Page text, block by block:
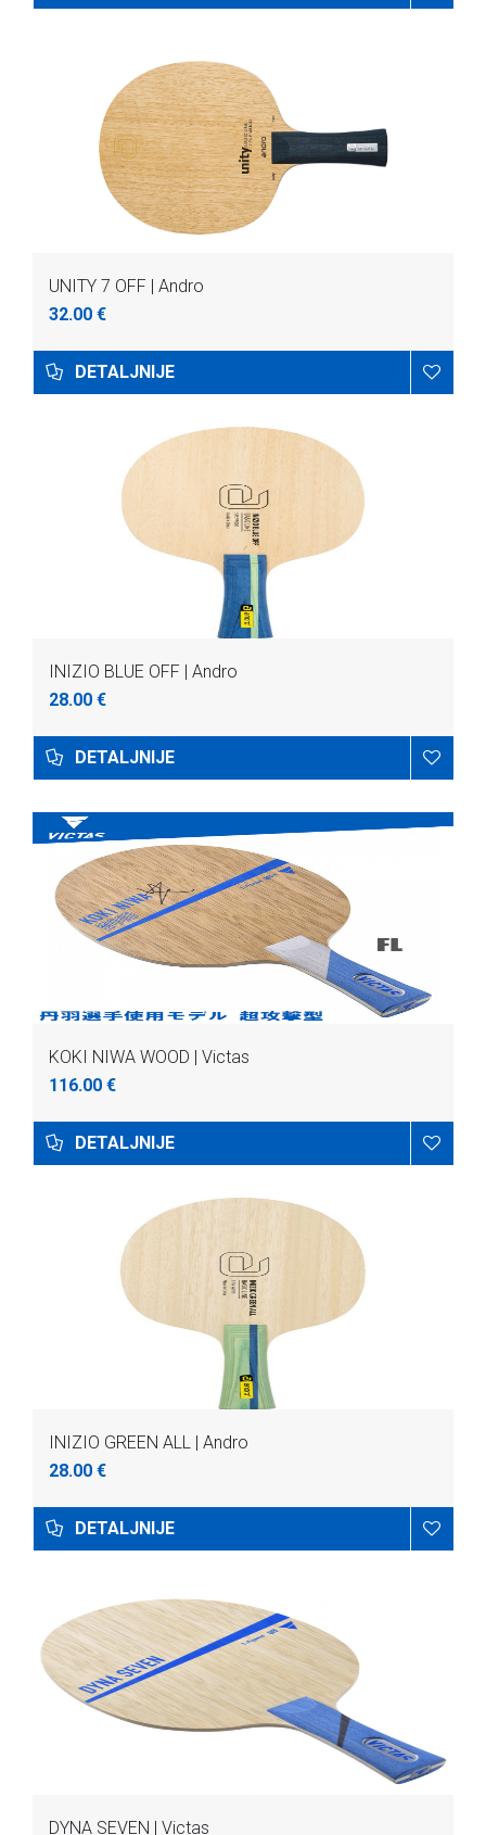
UNITY 7 OFF | Andro
32.00 €
DETALJNIJE
INIZIO BLUE OFF | Andro
28.00 €
DETALJNIJE
KOKI NIWA WOOD | Victas
116.00 €
DETALJNIJE
INIZIO GREEN ALL | Andro
28.00 €
DETALJNIJE
DYNA SEVEN | Victas